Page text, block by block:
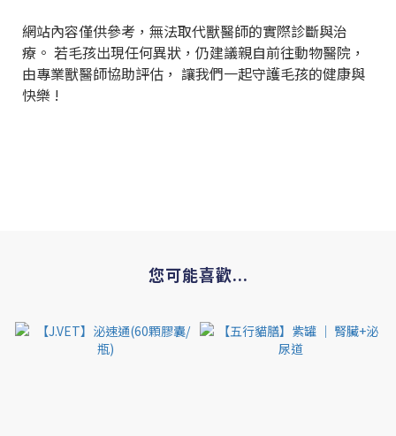
網站內容僅供參考，無法取代獸醫師的實際診斷與治
療。 若毛孩出現任何異狀，仍建議親自前往動物醫院，
由專業獸醫師協助評估， 讓我們一起守護毛孩的健康與
快樂 !
您可能喜歡...